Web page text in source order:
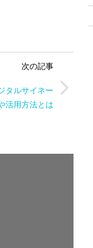
次の記事
タルサイネー
活用方法とは